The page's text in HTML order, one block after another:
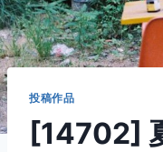
投稿作品
[14702]